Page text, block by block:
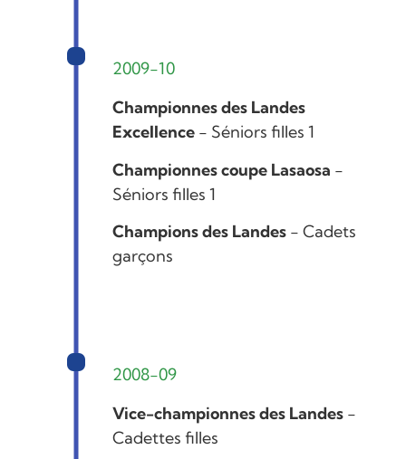
2009-10
Championnes des Landes
Excellence - Séniors filles 1
Championnes coupe Lasaosa -
Séniors filles 1
Champions des Landes - Cadets
garçons
2008-09
Vice-championnes des Landes -
Cadettes filles